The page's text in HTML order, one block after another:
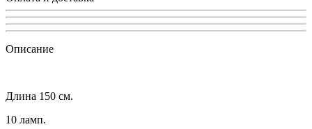
Описание
Длина 150 см.
10 ламп.